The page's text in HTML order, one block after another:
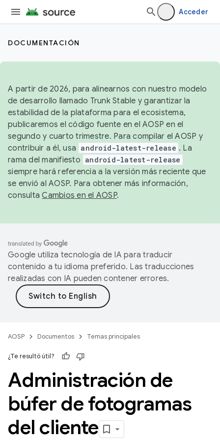
Acceder
DOCUMENTACIÓN
A partir de 2026, para alinearnos con nuestro modelo
de desarrollo llamado Trunk Stable y garantizar la
estabilidad de la plataforma para el ecosistema,
publicaremos el código fuente en el AOSP en el
segundo y cuarto trimestre. Para compilar el AOSP y
contribuir a él, usa android-latest-release . La
rama del manifiesto android-latest-release
siempre hará referencia a la versión más reciente que
se envió al AOSP. Para obtener más información,
consultaCambios en el AOSP.
Google utiliza tecnología de IA para traducir
contenido a tu idioma preferido. Las traducciones
realizadas con IA pueden contener errores.
AOSP Documentos Temas principales
¿Te resultó útil?
Administración de
búfer de fotogramas
del cliente